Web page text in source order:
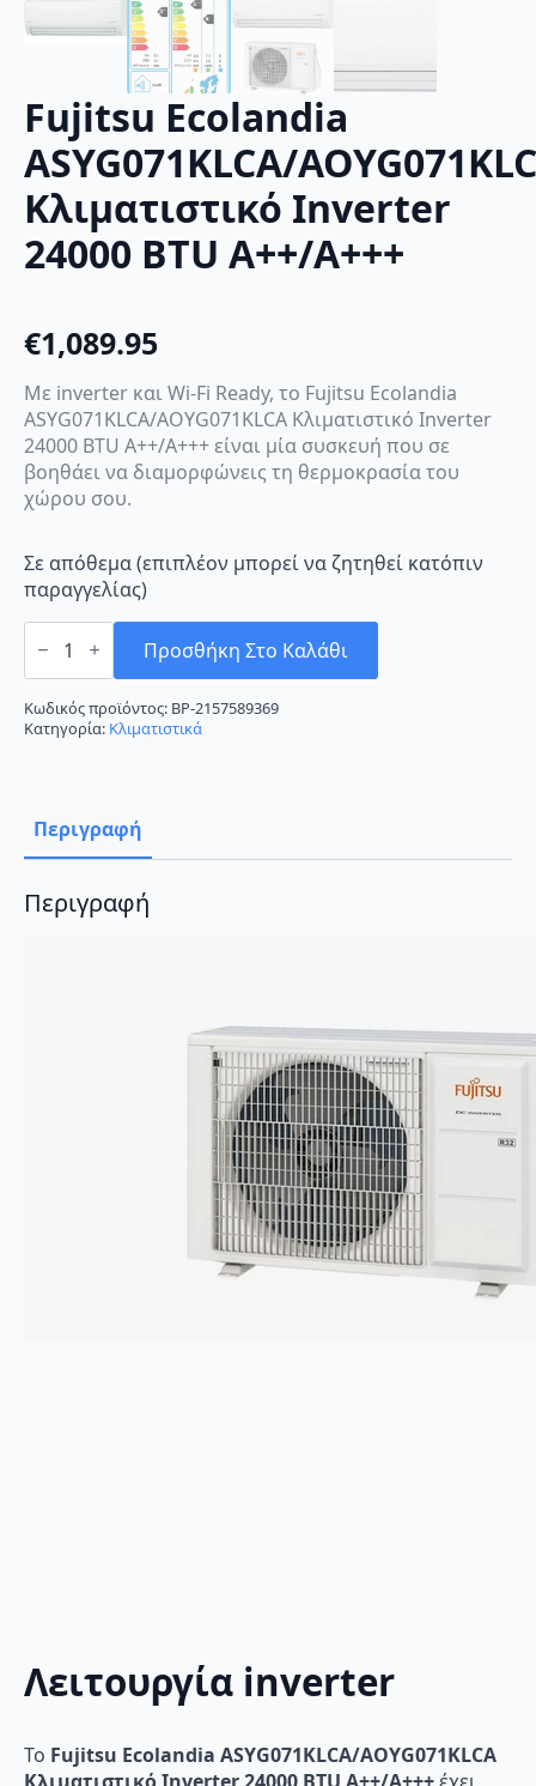
Fujitsu Ecolandia
ASYG071KLCA/
Κλιματιστικό Inverter
24000 BTU A++/A+++
€1,089.95
Με inverter και Wi-Fi Ready, το Fujitsu Ecolandia
ASYG071KLCA/AOYG071KLCA Κλιματιστικό Inverter
24000 BTU A++/A+++ είναι μία συσκευή που σε
βοηθάει να διαμορφώνεις τη θερμοκρασία του
χώρου σου.
Σε απόθεμα (επιπλέον μπορεί να ζητηθεί κατόπιν
παραγγελίας)
Fujitsu
Ecolandia
ASYG071KLCA/AOYG071KLCA
Κλιματιστικό
Inverter
24000
BTU
Προσθήκη Στο Καλάθι
Κωδικός προϊόντος: BP-2157589369
Κατηγορία: Κλιματιστικά
Περιγραφή
Περιγραφή
Λειτουργία inverter
Το Fujitsu Ecolandia ASYG071KLCA/AOYG071KLCA